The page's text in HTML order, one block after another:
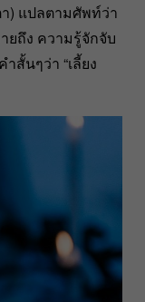
) แปลตามศัพท์ว่า
ยถึง ความรู้จักจับ
สั้นๆว่า “เลี้ยง